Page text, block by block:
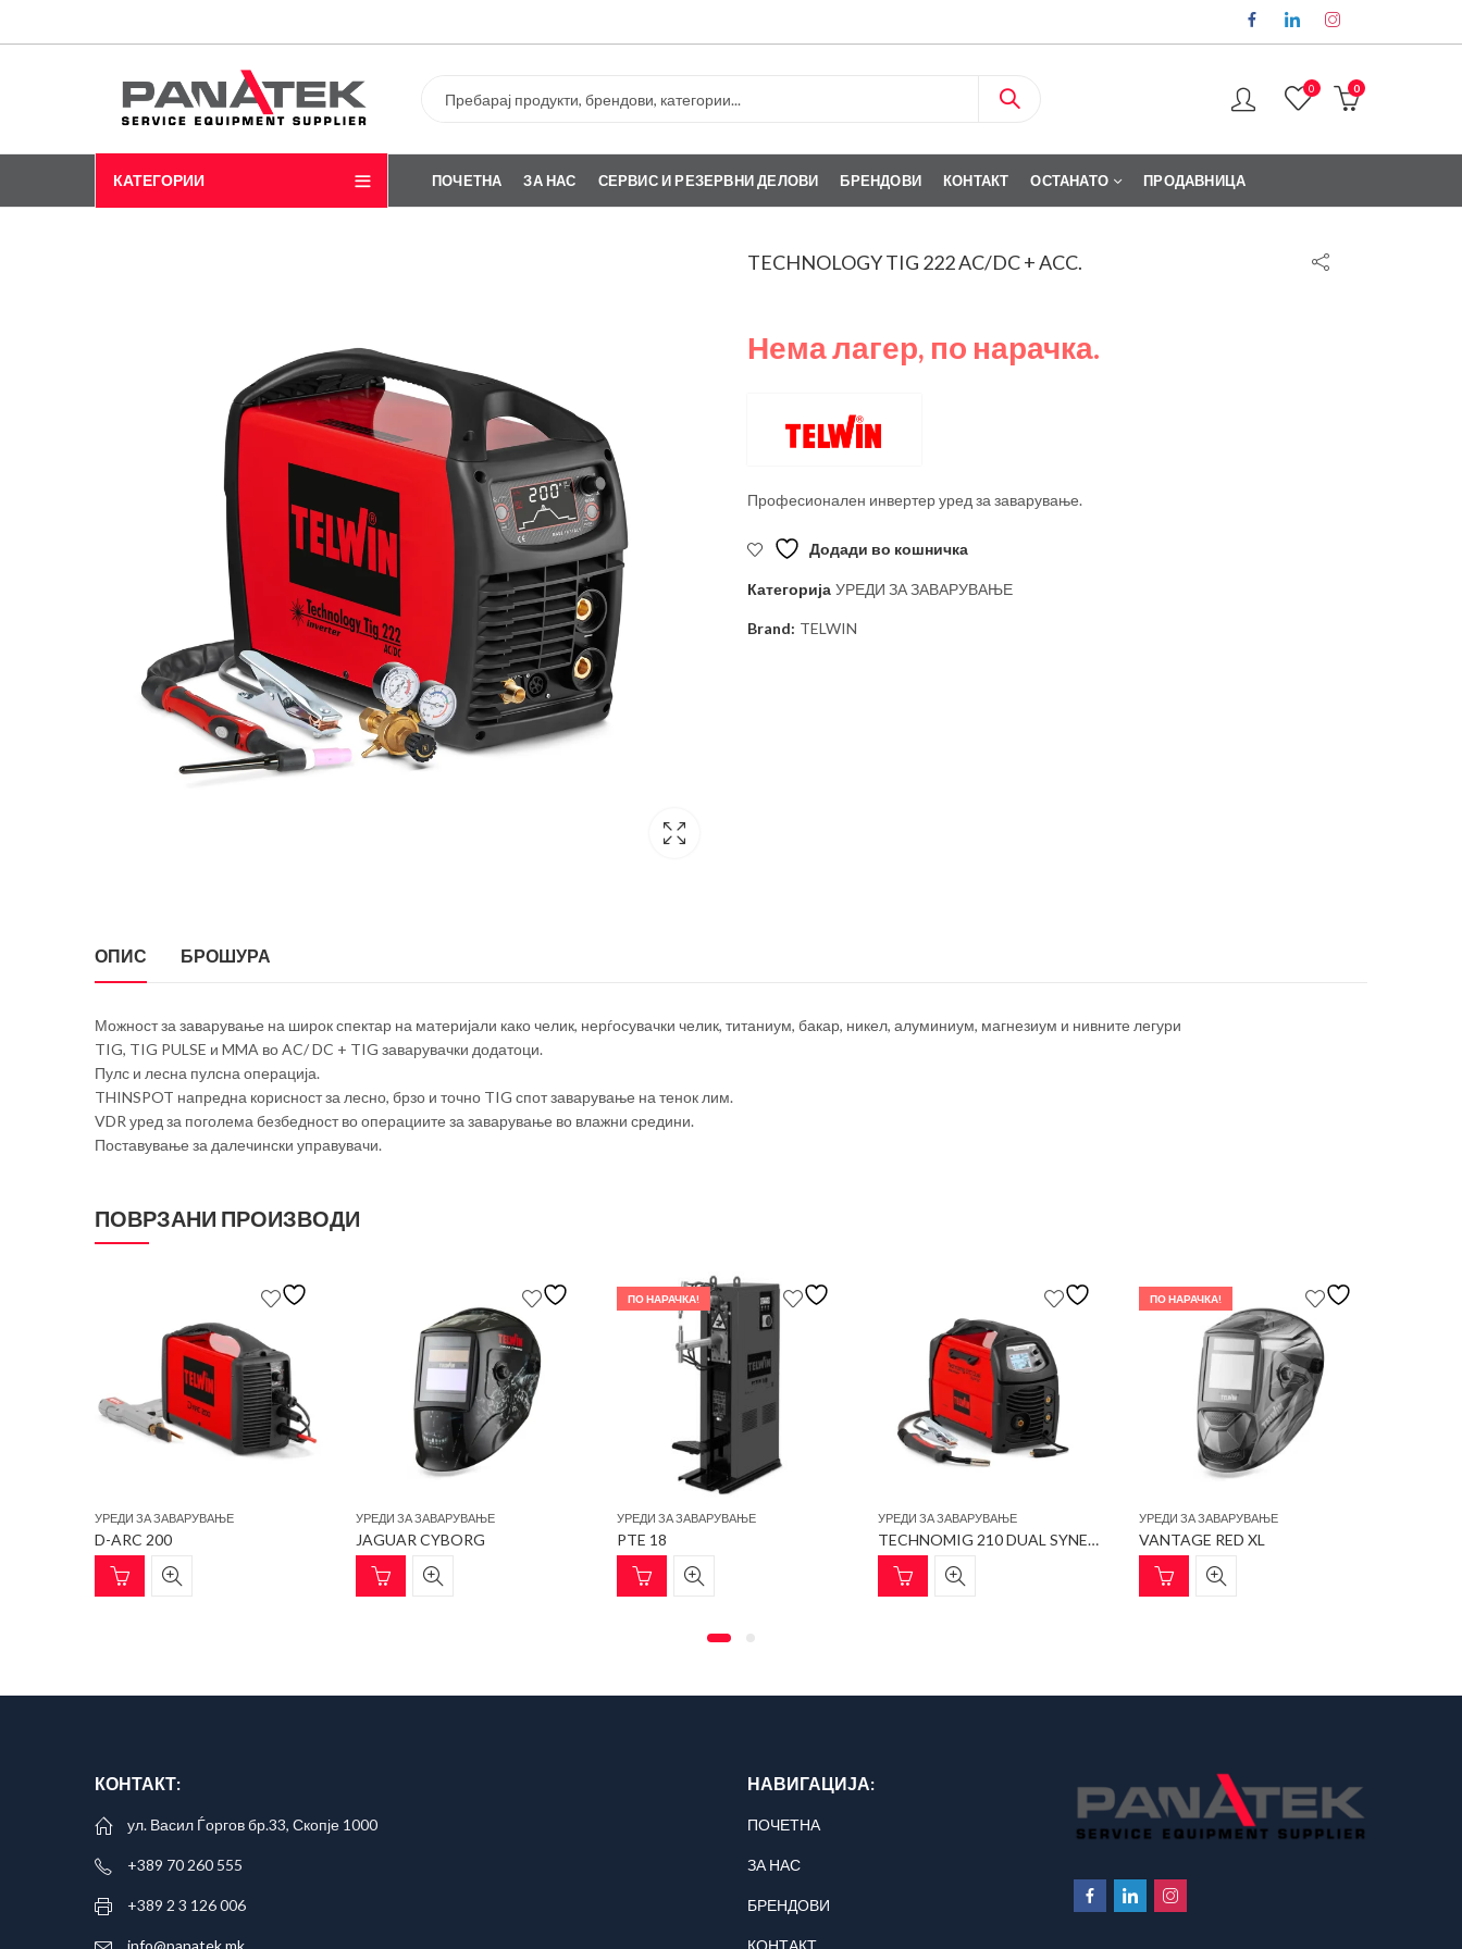
0 0
КАТЕГОРИИ ПОЧЕТНА ЗА НАС СЕРВИС И РЕЗЕРВНИ ДЕЛОВИ БРЕНДОВИ КОНТАКТ ОСТАНАТО ПРОДАВНИЦА
TECHNOLOGY TIG 222 AC/DC + ACC.
Нема лагер, по нарачка.
Професионален инвертер уред за заварување.
Додади во кошничка
Категорија УРЕДИ ЗА ЗАВАРУВАЊЕ
Brand: TELWIN
ОПИС БРОШУРА
Можност за заварување на широк спектар на материјали како челик, нерѓосувачки челик, титаниум, бакар, никел, алуминиум, магнезиум и нивните легури
TIG, TIG PULSE и MMA во AC/ DC + TIG заварувачки додатоци.
Пулс и лесна пулсна операција.
THINSPOT напредна корисност за лесно, брзо и точно TIG спот заварување на тенок лим.
VDR уред за поголема безбедност во операциите за заварување во влажни средини.
Поставување за далечински управувачи.
ПОВРЗАНИ ПРОИЗВОДИ
УРЕДИ ЗА ЗАВАРУВАЊЕ
D-ARC 200
УРЕДИ ЗА ЗАВАРУВАЊЕ
JAGUAR CYBORG
ПО НАРАЧКА!
УРЕДИ ЗА ЗАВАРУВАЊЕ
PTE 18
УРЕДИ ЗА ЗАВАРУВАЊЕ
TECHNOMIG 210 DUAL SYNERGIC
ПО НАРАЧКА!
УРЕДИ ЗА ЗАВАРУВАЊЕ
VANTAGE RED XL
КОНТАКТ:
ул. Васил Ѓоргов бр.33, Скопје 1000
+389 70 260 555
+389 2 3 126 006
info@panatek.mk
НАВИГАЦИЈА:
ПОЧЕТНА
ЗА НАС
БРЕНДОВИ
КОНТАКТ